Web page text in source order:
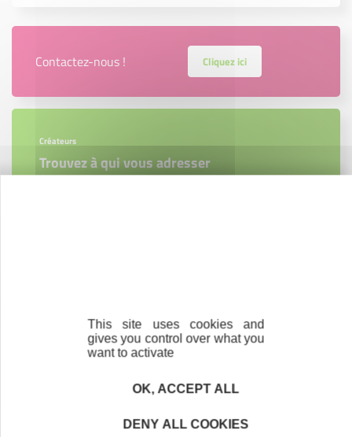
Contactez-nous ! Cliquez ici
Créateurs
Trouvez à qui vous adresser
entrepreneurs ?
Devenez parrain ou marraine
This site uses cookies and
gives you control over what you
want to activate
OK, ACCEPT ALL
DENY ALL COOKIES